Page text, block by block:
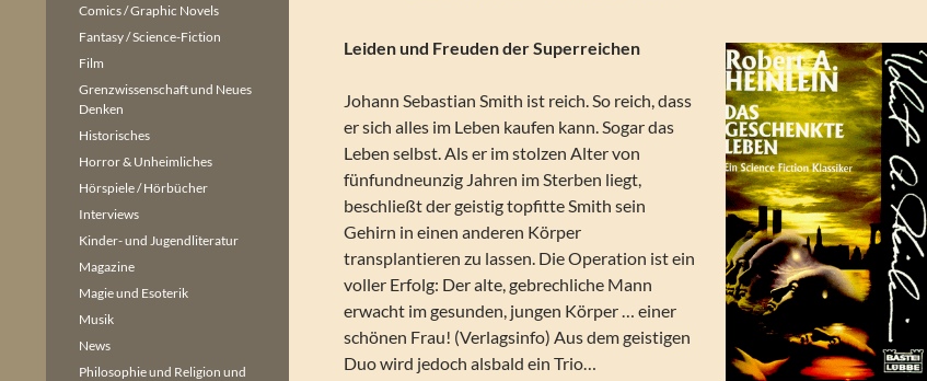
Leiden und Freuden der Superreichen
Johann Sebastian Smith ist reich. So reich, dass
er sich alles im Leben kaufen kann. Sogar das
Leben selbst. Als er im stolzen Alter von
fünfundneunzig Jahren im Sterben liegt,
beschließt der geistig topfitte Smith sein
Gehirn in einen anderen Körper
transplantieren zu lassen. Die Operation ist ein
voller Erfolg: Der alte, gebrechliche Mann
erwacht im gesunden, jungen Körper … einer
schönen Frau! (Verlagsinfo) Aus dem geistigen
Duo wird jedoch alsbald ein Trio…
Comics / Graphic Novels
Fantasy / Science-Fiction
Film
Grenzwissenschaft und Neues
Denken
Historisches
Horror & Unheimliches
Hörspiele / Hörbücher
Interviews
Kinder- und Jugendliteratur
Magazine
Magie und Esoterik
Musik
News
Philosophie und Religion und